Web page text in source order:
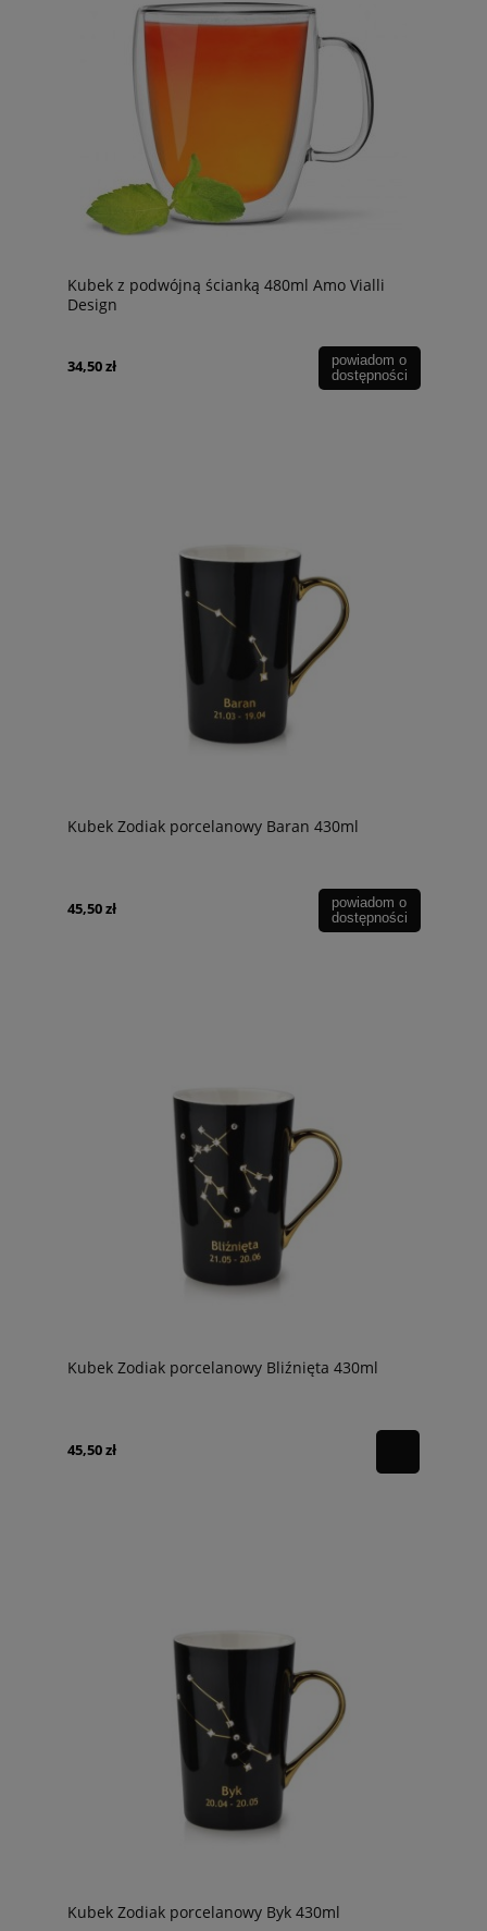
Kubek z podwójną ścianką 480ml Amo Vialli
Design
34,50 zł
powiadom o
dostępności
Kubek Zodiak porcelanowy Baran 430ml
45,50 zł
powiadom o
dostępności
Kubek Zodiak porcelanowy Bliźnięta 430ml
45,50 zł
Kubek Zodiak porcelanowy Byk 430ml